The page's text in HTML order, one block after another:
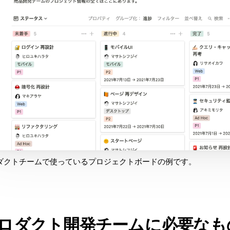
クトチームで使っているプロジェクトボードの例です。
ダクト開発チームに必要な